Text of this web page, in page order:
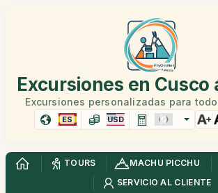
Excursiones en Cusco
Excursiones personalizadas para
ES USD
TOURS MACHU PICCHU
SERVICIO AL CLIENTE